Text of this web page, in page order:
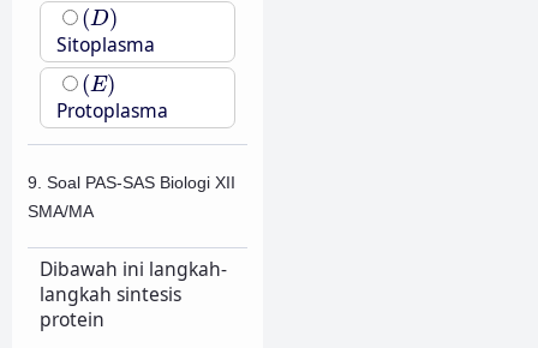
(D)
(D)
Sitoplasma
(E)
(E)
Protoplasma
9. Soal PAS-SAS Biologi XII
SMA/MA
Dibawah ini langkah-
langkah sintesis
protein